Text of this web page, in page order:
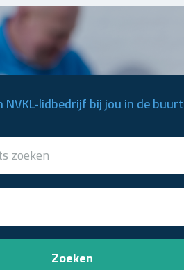
NVKL-lidbedrijf bij jou in de buurt
Zoeken